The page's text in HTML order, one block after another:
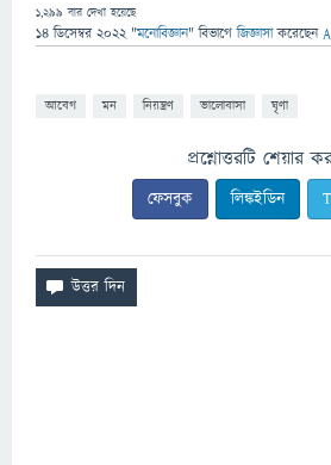
1,299 বার দেখা হয়েছে
14 ডিসেম্বর 2022 "মনোবিজ্ঞান" বিভাগে জিজ্ঞাসাকরেছেন
আবেগ মন নিয়ন্ত্রণ ভালোবাসা ঘৃণা
প্রশ্নোত্তরটি শেয়ার
ফেসবুক লিঙ্কইডিন